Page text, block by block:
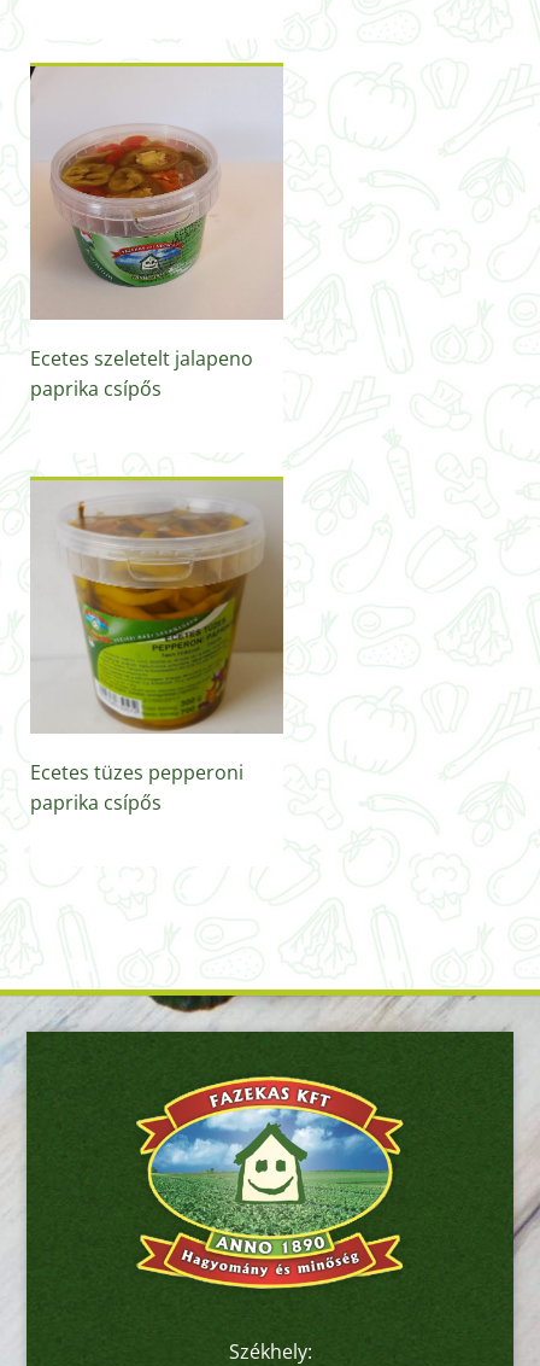
Ecetes szeletelt jalapeno
paprika csípős
Ecetes tüzes pepperoni
paprika csípős
Székhely: